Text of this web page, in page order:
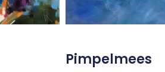
Pimpelmees